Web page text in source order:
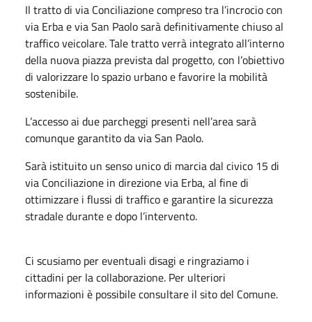
Il tratto di via Conciliazione compreso tra l’incrocio con
via Erba e via San Paolo sarà definitivamente chiuso al
traffico veicolare. Tale tratto verrà integrato all’interno
della nuova piazza prevista dal progetto, con l’obiettivo
di valorizzare lo spazio urbano e favorire la mobilità
sostenibile.
L’accesso ai due parcheggi presenti nell’area sarà
comunque garantito da via San Paolo.
Sarà istituito un senso unico di marcia dal civico 15 di
via Conciliazione in direzione via Erba, al fine di
ottimizzare i flussi di traffico e garantire la sicurezza
stradale durante e dopo l’intervento.
Ci scusiamo per eventuali disagi e ringraziamo i
cittadini per la collaborazione. Per ulteriori
informazioni è possibile consultare il sito del Comune.